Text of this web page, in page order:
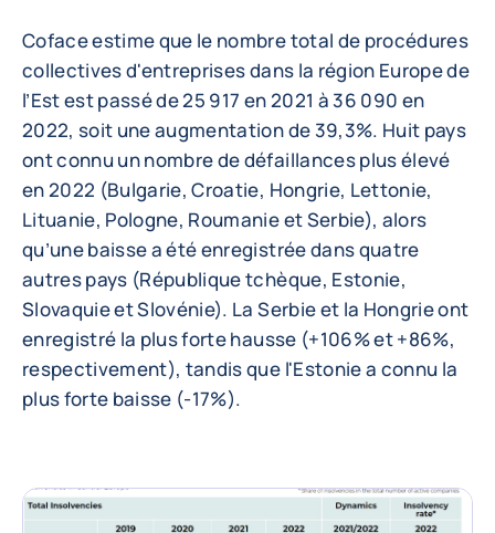
Coface estime que le nombre total de procédures
collectives d'entreprises dans la région Europe de
l’Est est passé de 25 917 en 2021 à 36 090 en
2022, soit une augmentation de 39,3%. Huit pays
ont connu un nombre de défaillances plus élevé
en 2022 (Bulgarie, Croatie, Hongrie, Lettonie,
Lituanie, Pologne, Roumanie et Serbie), alors
qu’une baisse a été enregistrée dans quatre
autres pays (République tchèque, Estonie,
Slovaquie et Slovénie). La Serbie et la Hongrie ont
enregistré la plus forte hausse (+106% et +86%,
respectivement), tandis que l'Estonie a connu la
plus forte baisse (-17%).